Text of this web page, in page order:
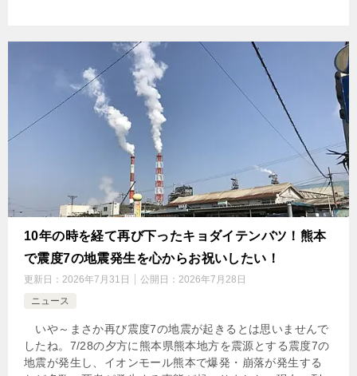
10年の時を経て再び下ったキョダイテンバツ！熊本
で震度7の地震発生を心からお祝いしたい！
更新日： 2026年7月31日 公開日： 2026年7月28日
ニュース
いや～まさか再び震度7の地震が起きるとは思いませんで
したね。7/28の夕方に熊本県熊本地方を震源とする震度7の
地震が発生し、イオンモール熊本で爆発・崩落が発生する